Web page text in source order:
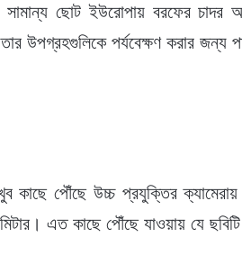
সামান্য ছোট ইউরোপায় বরফের
উপগ্রহগুলিকে পর্যবেক্ষণ করার জন্য
কাছে পৌঁছে উচ্চ প্রযুক্তির
এত কাছে পৌঁছে যাওয়ায় যে ছবিটি